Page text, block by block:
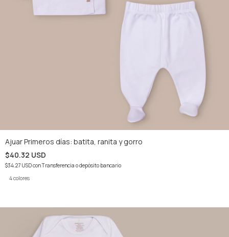
Ajuar Primeros días: batita, ranita y gorro
$40.32 USD
$34.27 USDconTransferencia o depósito bancario
4 colores